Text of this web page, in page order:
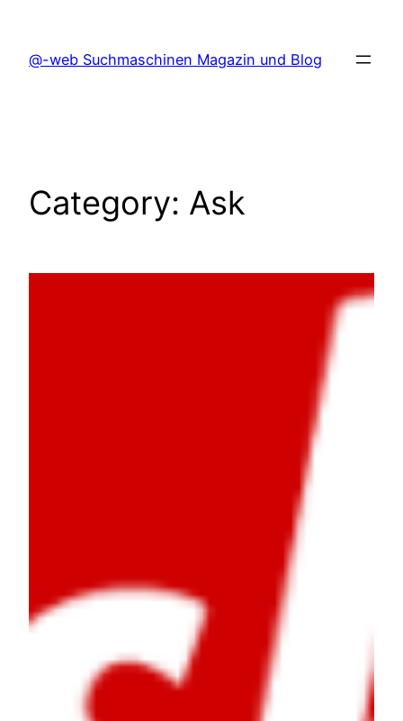
content
@-web Suchmaschinen Magazin und Blog
Category: Ask